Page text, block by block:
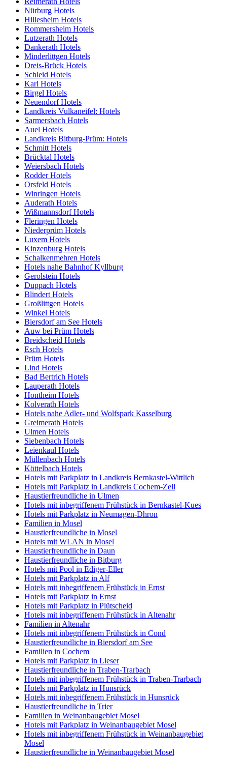
Nürburg Hotels
Hillesheim Hotels
Rommersheim Hotels
Lutzerath Hotels
Dankerath Hotels
Minderlittgen Hotels
Dreis-Brück Hotels
Schleid Hotels
Karl Hotels
Birgel Hotels
Neuendorf Hotels
Landkreis Vulkaneifel: Hotels
Sarmersbach Hotels
Auel Hotels
Landkreis Bitburg-Prüm: Hotels
Schmitt Hotels
Brücktal Hotels
Weiersbach Hotels
Rodder Hotels
Orsfeld Hotels
Winringen Hotels
Auderath Hotels
Wißmannsdorf Hotels
Fleringen Hotels
Niederprüm Hotels
Luxem Hotels
Kinzenburg Hotels
Schalkenmehren Hotels
Hotels nahe Bahnhof Kyllburg
Gerolstein Hotels
Duppach Hotels
Blindert Hotels
Großlittgen Hotels
Winkel Hotels
Biersdorf am See Hotels
Auw bei Prüm Hotels
Breidscheid Hotels
Esch Hotels
Prüm Hotels
Lind Hotels
Bad Bertrich Hotels
Lauperath Hotels
Hontheim Hotels
Kolverath Hotels
Hotels nahe Adler- und Wolfspark Kasselburg
Greimerath Hotels
Ulmen Hotels
Siebenbach Hotels
Leienkaul Hotels
Müllenbach Hotels
Köttelbach Hotels
Hotels mit Parkplatz in Landkreis Bernkastel-Wittlich
Hotels mit Parkplatz in Landkreis Cochem-Zell
Haustierfreundliche in Ulmen
Hotels mit inbegriffenem Frühstück in Bernkastel-Kues
Hotels mit Parkplatz in Neumagen-Dhron
Familien in Mosel
Haustierfreundliche in Mosel
Hotels mit WLAN in Mosel
Haustierfreundliche in Daun
Haustierfreundliche in Bitburg
Hotels mit Pool in Ediger-Eller
Hotels mit Parkplatz in Alf
Hotels mit inbegriffenem Frühstück in Ernst
Hotels mit Parkplatz in Ernst
Hotels mit Parkplatz in Plütscheid
Hotels mit inbegriffenem Frühstück in Altenahr
Familien in Altenahr
Hotels mit inbegriffenem Frühstück in Cond
Haustierfreundliche in Biersdorf am See
Familien in Cochem
Hotels mit Parkplatz in Lieser
Haustierfreundliche in Traben-Trarbach
Hotels mit inbegriffenem Frühstück in Traben-Trarbach
Hotels mit Parkplatz in Hunsrück
Hotels mit inbegriffenem Frühstück in Hunsrück
Haustierfreundliche in Trier
Familien in Weinanbaugebiet Mosel
Hotels mit Parkplatz in Weinanbaugebiet Mosel
Hotels mit inbegriffenem Frühstück in Weinanbaugebiet
Mosel
Haustierfreundliche in Weinanbaugebiet Mosel